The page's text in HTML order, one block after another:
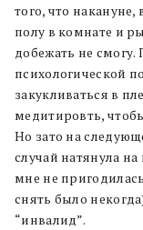
того, что
полу в комнате и
добежать не
психологической
закукливаться в
медитировть,
Но зато на
случай натянула
мне не
снять было
“инвалид”.